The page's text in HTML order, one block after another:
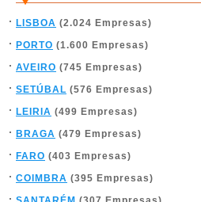
LISBOA (2.024 Empresas)
PORTO (1.600 Empresas)
AVEIRO (745 Empresas)
SETÚBAL (576 Empresas)
LEIRIA (499 Empresas)
BRAGA (479 Empresas)
FARO (403 Empresas)
COIMBRA (395 Empresas)